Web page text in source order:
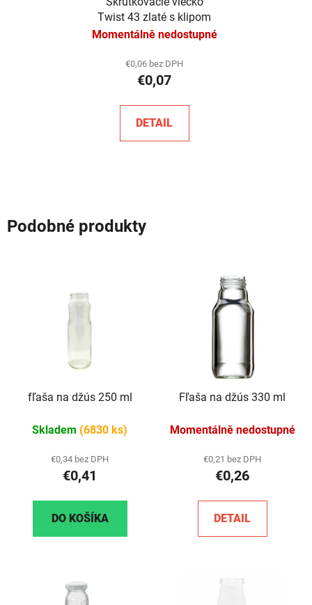
Twist 43 zlaté s klipom
Momentálně nedostupné
€0,06 bez DPH
€0,07
DETAIL
Podobné produkty
fľaša na džús 250 ml
Skladem (6830 ks)
€0,34 bez DPH
€0,41
DO KOŠÍKA
Fľaša na džús 330 ml
Momentálně nedostupné
€0,21 bez DPH
€0,26
DETAIL